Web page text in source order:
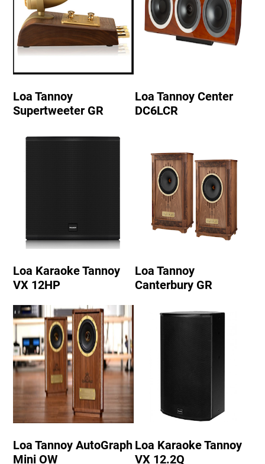
Loa Tannoy
Supertweeter GR
Loa Tannoy Center
DC6LCR
Loa Karaoke Tannoy
VX 12HP
Loa Tannoy
Canterbury GR
Loa Tannoy AutoGraph
Mini OW
Loa Karaoke Tannoy
VX 12.2Q